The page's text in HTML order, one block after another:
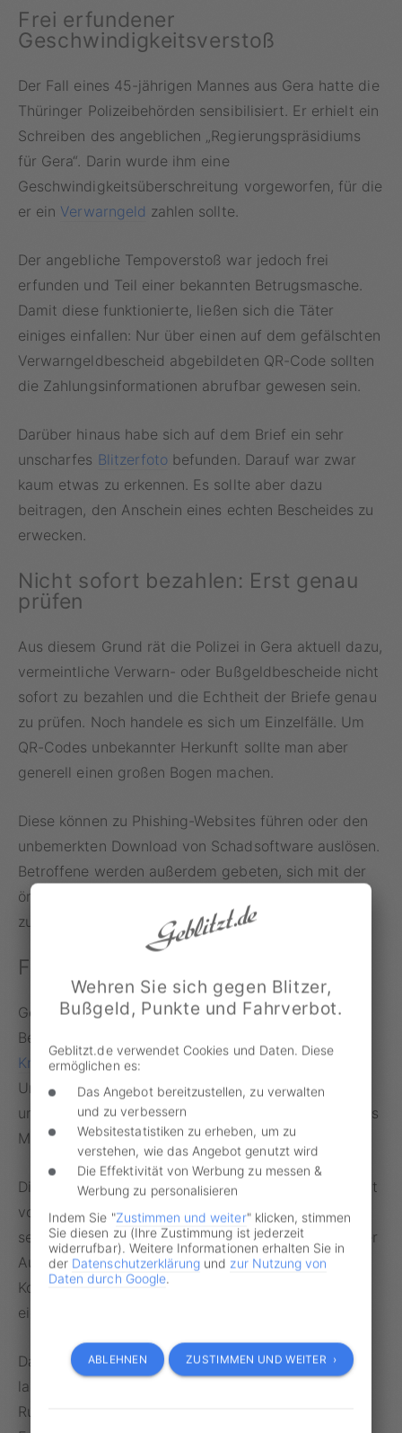
Frei erfundener
Geschwindigkeitsverstoß
Der Fall eines 45-jährigen Mannes aus Gera hatte die
Thüringer Polizeibehörden sensibilisiert. Er erhielt ein
Schreiben des angeblichen „Regierungspräsidiums
für Gera“. Darin wurde ihm eine
Geschwindigkeitsüberschreitung vorgeworfen, für die
er ein Verwarngeld zahlen sollte.
Der angebliche Tempoverstoß war jedoch frei
erfunden und Teil einer bekannten Betrugsmasche.
Damit diese funktionierte, ließen sich die Täter
einiges einfallen: Nur über einen auf dem gefälschten
Verwarngeldbescheid abgebildeten QR-Code sollten
die Zahlungsinformationen abrufbar gewesen sein.
Darüber hinaus habe sich auf dem Brief ein sehr
unscharfes Blitzerfoto befunden. Darauf war zwar
kaum etwas zu erkennen. Es sollte aber dazu
beitragen, den Anschein eines echten Bescheides zu
erwecken.
Nicht sofort bezahlen: Erst genau
prüfen
Aus diesem Grund rät die Polizei in Gera aktuell dazu,
vermeintliche Verwarn- oder Bußgeldbescheide nicht
sofort zu bezahlen und die Echtheit der Briefe genau
zu prüfen. Noch handele es sich um Einzelfälle. Um
QR-Codes unbekannter Herkunft sollte man aber
generell einen großen Bogen machen.
Diese können zu Phishing-Websites führen oder den
unbemerkten Download von Schadsoftware auslösen.
Betroffene werden außerdem gebeten, sich mit der
örtlich zuständigen Polizeidienststelle in Verbindung
zu setzen.
Fake-Knöllchen sind keine Neuheit
Gefälschte Strafzettel sind keine neue Form des
Betrugs. Bereits im vergangenen Jahr trieb ein
Knöllchen-Fälscher
Unwesen. Insgesamt 14 Autofahrer fielen auf die
unechten Park-Strafzettel des ehemaligen Busfahrers
Marco N. herein.
Dieser war laut eigener Aussage vor
aus Wut
vor einer 30-Euro-Parkstrafe dazu übergegangen,
selbst gefertigte Strafzettel an die Scheiben anderer
Autos zu kleben. Dort waren allerdings nicht die
Kontodaten des Ordnungsamts, sondern seine
eigenen Zahlungsdaten angegeben.
Das Blendwerk des Leipzigers blieb allerdings nicht
lange unbemerkt. Während der Mann seine übliche
Runde durch den Sachsenpark drehte und nach
Wehren Sie sich gegen Blitzer,
Bußgeld, Punkte und Fahrverbot.
Geblitzt.de verwendet Cookies und Daten. Diese
ermöglichen es:
Das Angebot bereitzustellen, zu verwalten
und zu verbessern
Websitestatistiken zu erheben, um zu
verstehen, wie das Angebot genutzt wird
Die Effektivität von Werbung zu messen &
Werbung zu personalisieren
Indem Sie "Zustimmen und weiter" klicken, stimmen
Sie diesen zu (Ihre Zustimmung ist jederzeit
widerrufbar). Weitere Informationen erhalten Sie in
der Datenschutzerklärung und zur Nutzung von
Daten durch Google.
ABLEHNEN ZUSTIMMEN UND WEITER ›